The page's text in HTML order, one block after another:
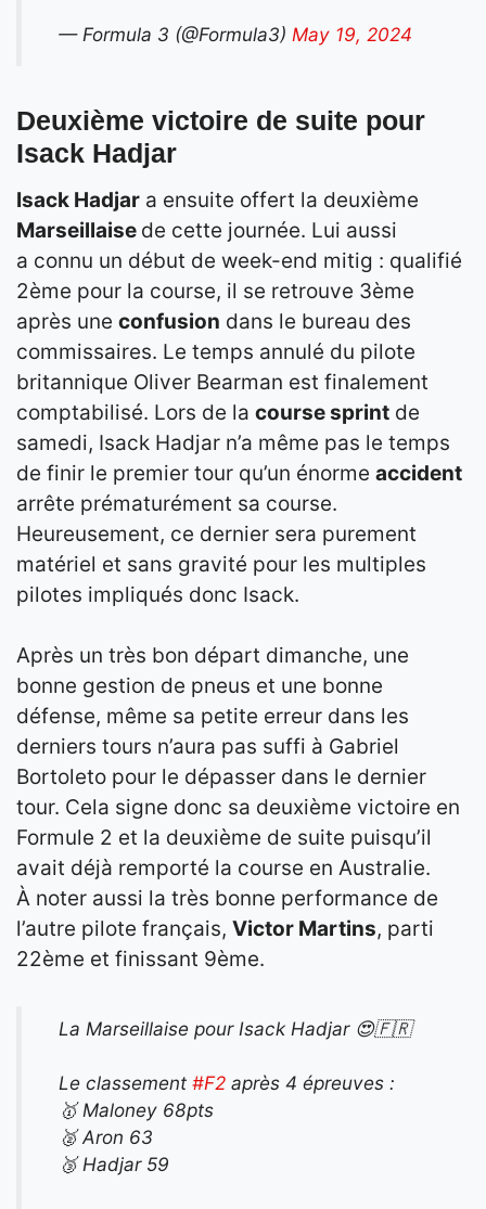
— Formula 3 (@Formula3) May 19, 2024
Deuxième victoire de suite pour
Isack Hadjar
Isack Hadjar a ensuite offert la deuxième
Marseillaise de cette journée. Lui aussi
a connu un début de week-end mitig : qualifié
2ème pour la course, il se retrouve 3ème
après une confusion dans le bureau des
commissaires. Le temps annulé du pilote
britannique Oliver Bearman est finalement
comptabilisé. Lors de la course sprint de
samedi, Isack Hadjar n’a même pas le temps
de finir le premier tour qu’un énorme accident
arrête prématurément sa course.
Heureusement, ce dernier sera purement
matériel et sans gravité pour les multiples
pilotes impliqués donc Isack.
Après un très bon départ dimanche, une
bonne gestion de pneus et une bonne
défense, même sa petite erreur dans les
derniers tours n’aura pas suffi à Gabriel
Bortoleto pour le dépasser dans le dernier
tour. Cela signe donc sa deuxième victoire en
Formule 2 et la deuxième de suite puisqu’il
avait déjà remporté la course en Australie.
À noter aussi la très bonne performance de
l’autre pilote français, Victor Martins, parti
22ème et finissant 9ème.
La Marseillaise pour Isack Hadjar 😍🇫🇷
Le classement#F2 après 4 épreuves :
🥇 Maloney 68pts
🥈 Aron 63
🥉 Hadjar 59